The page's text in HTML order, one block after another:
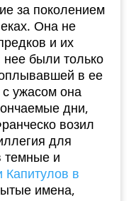
за поколением
Она не
и их
были только
в ее
ужасом она
дни,
возил
для
темные и
Капитулов в
имена,